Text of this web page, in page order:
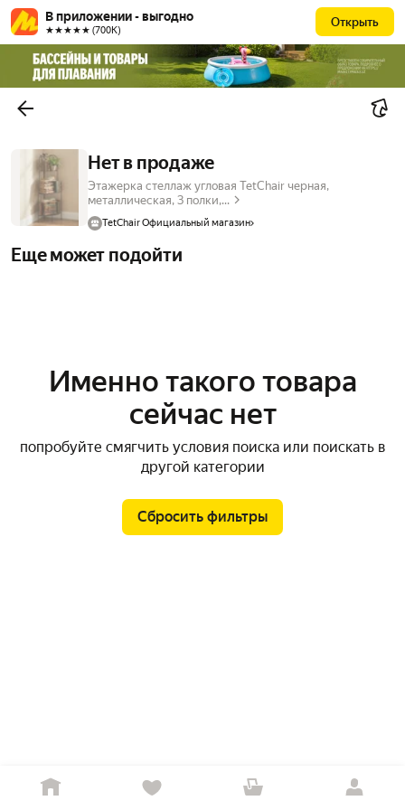
В приложении - выгодно
★★★★★ (700К)
Открыть
Нет в продаже
Этажерка стеллаж угловая TetChair черная,
металлическая, 3 полки,...
TetChair Официальный магазин
Еще может подойти
Именно такого товара
сейчас нет
попробуйте смягчить условия поиска или поискать в
другой категории
Сбросить фильтры